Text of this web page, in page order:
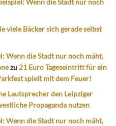
Wenn die Stadt nur noch
viele Bäcker sich gerade selbst
Wenn die Stadt nur noch mäht,
zu 21 Euro Tageseintritt für ein
spielt mit dem Feuer!
Lautsprecher den Leipziger
Propaganda nutzen
Wenn die Stadt nur noch mäht,